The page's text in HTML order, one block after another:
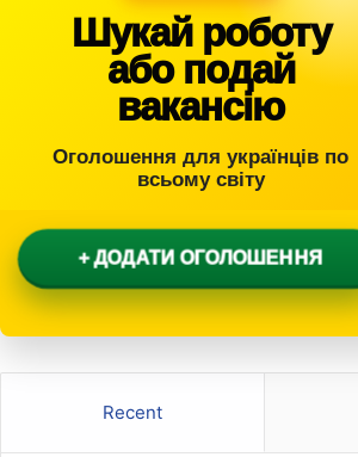
Шукай роботу
або подай
вакансію
Оголошення для українців по
всьому світу
+ ДОДАТИ ОГОЛОШЕННЯ
Recent